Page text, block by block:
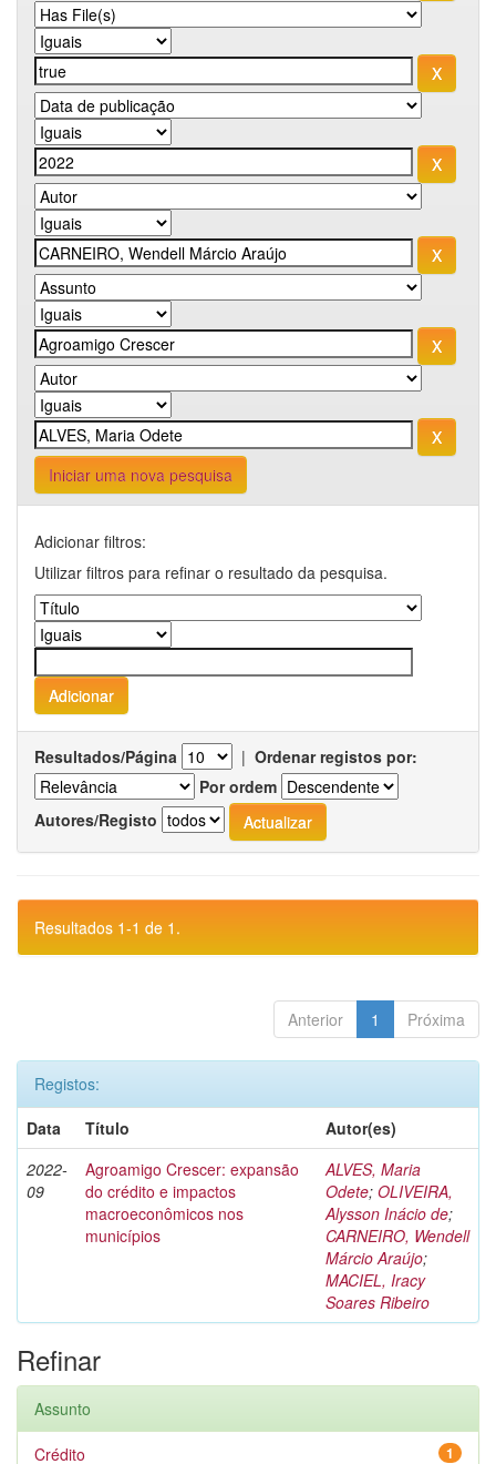
Iniciar uma nova pesquisa
Adicionar filtros:
Utilizar filtros para refinar o resultado da pesquisa.
Resultados/Página | Ordenar registos por:
Por ordem
Autores/Registo
Resultados 1-1 de 1.
Anterior 1 Próxima
Registos:
Data
Título
Autor(es)
2022-
09
Agroamigo Crescer: expansão
do crédito e impactos
macroeconômicos nos
municípios
ALVES, Maria
Odete; OLIVEIRA,
Alysson Inácio de;
CARNEIRO, Wendell
Márcio Araújo;
MACIEL, Iracy
Soares Ribeiro
Refinar
Assunto
1
Crédito